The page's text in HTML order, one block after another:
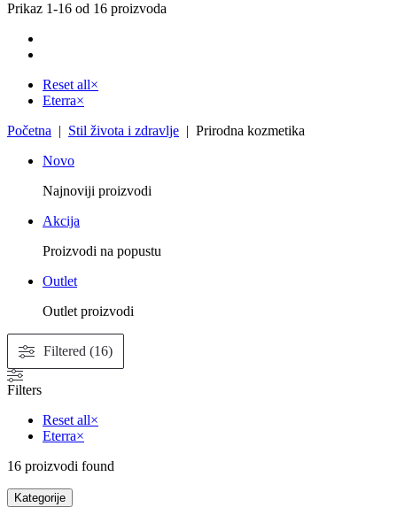
Prikaz 1-16 od 16 proizvoda
Reset all×
Eterra×
Početna | Stil života i zdravlje | Prirodna kozmetika
Novo
Najnoviji proizvodi
Akcija
Proizvodi na popustu
Outlet
Outlet proizvodi
Filtered (16)
Filters
Reset all×
Eterra×
16 proizvodi found
Kategorije